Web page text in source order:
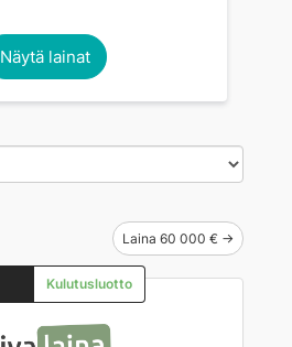
Näytä lainat
Laina 60 000 € →
Kulutusluotto